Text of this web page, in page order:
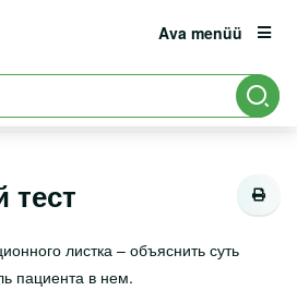
Ava menüü
тест
листка – объяснить суть
пациента в нем.